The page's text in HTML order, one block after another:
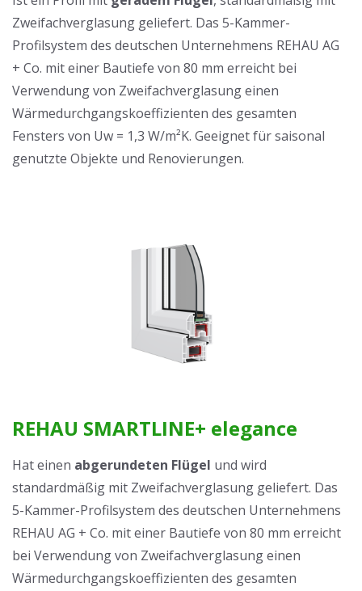
Zweifachverglasung geliefert. Das 5-Kammer-
Profilsystem des deutschen Unternehmens REHAU AG
+ Co. mit einer Bautiefe von 80 mm erreicht bei
Verwendung von Zweifachverglasung einen
Wärmedurchgangskoeffizienten des gesamten
Fensters von Uw = 1,3 W/m²K. Geeignet für saisonal
genutzte Objekte und Renovierungen.
REHAU SMARTLINE+ elegance
Hat einen abgerundeten Flügel und wird
standardmäßig mit Zweifachverglasung geliefert. Das
5-Kammer-Profilsystem des deutschen Unternehmens
REHAU AG + Co. mit einer Bautiefe von 80 mm erreicht
bei Verwendung von Zweifachverglasung einen
Wärmedurchgangskoeffizienten des gesamten